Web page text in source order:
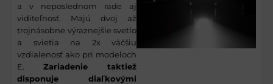
a v neposlednom rade aj
viditeľnosť. Majú dvoj až
trojnásobne výraznejšie svetlo
a svietia na 2x väčšiu
vzdialenosť ako pri modeloch
E.Zariadenie taktiež
disponuje diaľkovými